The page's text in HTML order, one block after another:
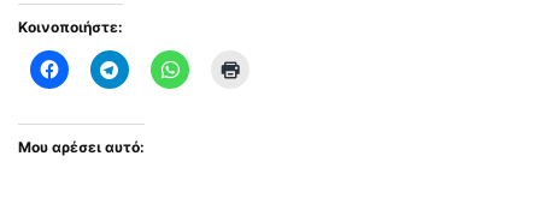
Κοινοποιήστε:
Μου αρέσει αυτό: